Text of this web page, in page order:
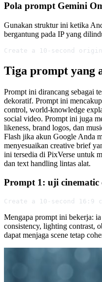
Pola prompt Gemini
Gunakan struktur ini ketika
bergantung pada IP yang
Create a 10-second
Tiga prompt yang
Prompt ini dirancang sebagai
dekoratif. Prompt ini
control, world-knowledge
social video. Prompt ini juga
likeness, brand logos, dan
Flash jika akun Google Anda
menyesuaikan creative brief
ini tersedia di PixVerse untuk
dan text handling lintas alat.
Prompt 1: uji cinematic
Create a 10-second
Mengapa prompt ini bekerja:
consistency, lighting contrast,
dapat menjaga scene tetap